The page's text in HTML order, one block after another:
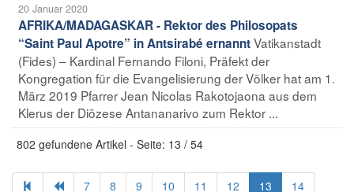
20 Januar 2020
AFRIKA/MADAGASKAR - Rektor des Philosopats
“Saint Paul Apotre” in Antsirabé ernanntVatikanstadt
(Fides) – Kardinal Fernando Filoni, Präfekt der
Kongregation für die Evangelisierung der Völker hat am 1.
März 2019 Pfarrer Jean Nicolas Rakotojaona aus dem
Klerus der Diözese Antananarivo zum Rektor ...
802 gefundene Artikel - Seite: 13 / 54
7 8 9 10 11 12 13
14